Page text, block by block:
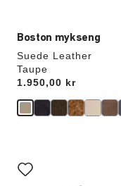
Boston mykseng
Suede Leather
Taupe
Price:
1.950,00 kr
med
swatch-